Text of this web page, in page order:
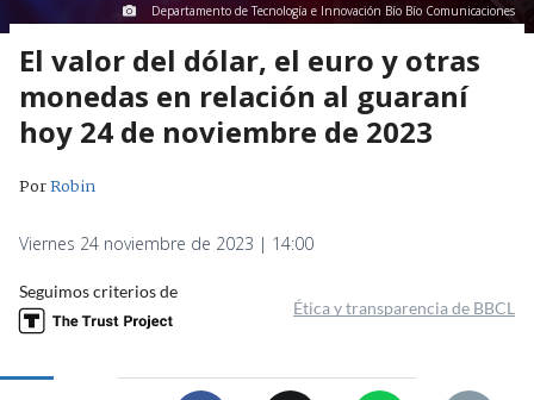
Departamento de Tecnología e Innovación Bío Bío Comunicaciones
El valor del dólar, el euro y otras
monedas en relación al guaraní
hoy 24 de noviembre de 2023
PorRobin
Viernes 24 noviembre de 2023 | 14:00
Seguimos criterios de
Ética y transparencia de BBCL